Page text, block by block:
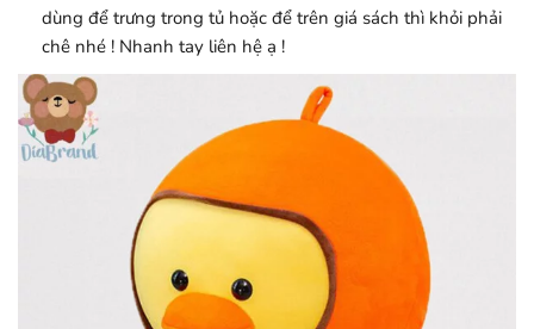
dùng để trưng trong tủ hoặc để trên giá sách thì khỏi phải
chê nhé ! Nhanh tay liên hệ ạ !